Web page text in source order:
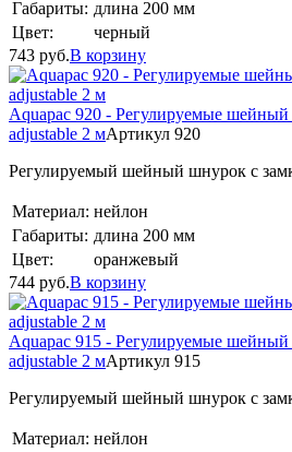
Габариты: длина 200 мм
Цвет:
черный
743 руб.В корзину
Aquapac 920 - Регулируемые
adjustable 2 мАртикул 920
Регулируемый шейный шнурок с
Материал: нейлон
Габариты: длина 200 мм
Цвет:
оранжевый
744 руб.В корзину
Aquapac 915 - Регулируемые
adjustable 2 мАртикул 915
Регулируемый шейный шнурок с
Материал: нейлон